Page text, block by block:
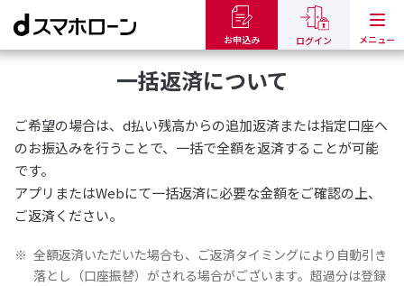
お申込み ログイン
トップ ご返済について 一括返済について
一括返済について
ご希望の場合は、d払い残高からの追加返済または指定口座へ
のお振込みを行うことで、一括で全額を返済することが可能
です。
アプリまたはWebにて一括返済に必要な金額をご確認の上、
ご返済ください。
全額返済いただいた場合も、ご返済タイミングにより自動引き
落とし（口座振替）がされる場合がございます。超過分は登録